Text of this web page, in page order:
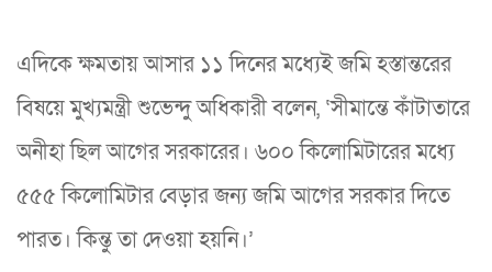
এদিকে ক্ষমতায় আসার ১১ দিনের মধ্যেই জমি হস্তান্তরের
বিষয়ে মুখ্যমন্ত্রী শুভেন্দু অধিকারী বলেন, ‘সীমান্তে কাঁটাতারে
অনীহা ছিল আগের সরকারের। ৬০০ কিলোমিটারের মধ্যে
৫৫৫ কিলোমিটার বেড়ার জন্য জমি আগের সরকার দিতে
পারত। কিন্তু তা দেওয়া হয়নি।’